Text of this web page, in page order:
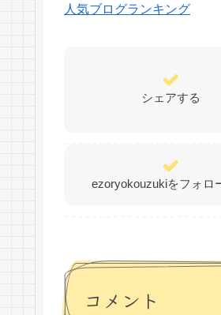
人気ブログランキング
シェアする
ezoryokouzukiをフォロ
コメント